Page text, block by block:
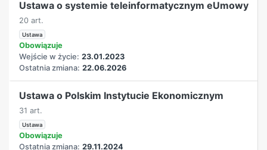
Ustawa o systemie teleinformatycznym eUmowy
20 art.
Ustawa
Obowiązuje
Wejście w życie: 23.01.2023
Ostatnia zmiana: 22.06.2026
Ustawa o Polskim Instytucie Ekonomicznym
31 art.
Ustawa
Obowiązuje
Ostatnia zmiana: 29.11.2024